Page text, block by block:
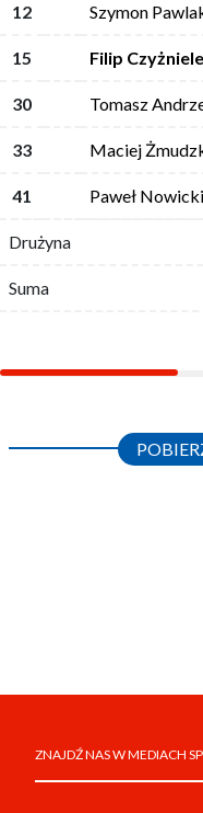
12 Szymon
15 Filip
30 Tomasz
33 Maciej
41 Paweł Nowicki
Drużyna
Suma
12 Szymon
15 Filip
30 Tomasz
33 Maciej
41 Paweł Nowicki
Drużyna
Suma
ZNAJDŹ NAS W MEDIACH